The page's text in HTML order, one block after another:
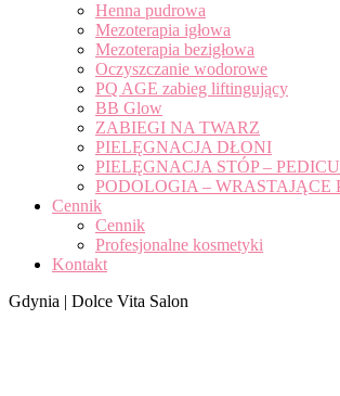
Henna pudrowa
Mezoterapia igłowa
Mezoterapia bezigłowa
Oczyszczanie wodorowe
PQ AGE zabieg liftingujący
BB Glow
ZABIEGI NA TWARZ
PIELĘGNACJA DŁONI
PIELĘGNACJA STÓP –
PODOLOGIA – WRASTAJĄCE
Cennik
Cennik
Profesjonalne kosmetyki
Kontakt
Gdynia | Dolce Vita Salon